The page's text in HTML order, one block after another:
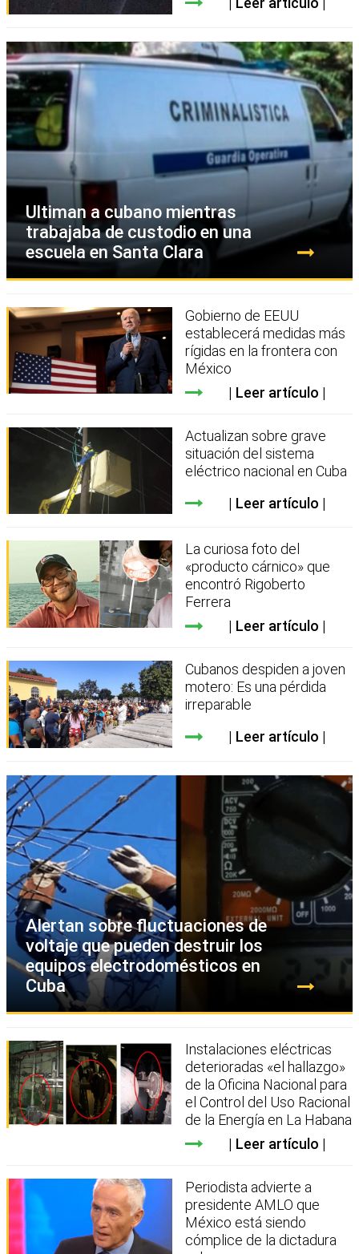
Ultiman a cubano mientras
trabajaba de custodio en una
escuela en Santa Clara
Gobierno de EEUU
establecerá medidas más
rígidas en la frontera con
México
Leer artículo
Actualizan sobre grave
situación del sistema
eléctrico nacional en Cuba
Leer artículo
La curiosa foto del
«producto cárnico» que
encontró Rigoberto
Ferrera
Leer artículo
Cubanos despiden a joven
motero: Es una pérdida
irreparable
Leer artículo
Alertan sobre fluctuaciones de
voltaje que pueden destruir los
equipos electrodomésticos en
Cuba
Instalaciones eléctricas
deterioradas «el hallazgo»
de la Oficina Nacional para
el Control del Uso Racional
de la Energía en La Habana
Leer artículo
Periodista advierte a
presidente AMLO que
México está siendo
cómplice de la dictadura